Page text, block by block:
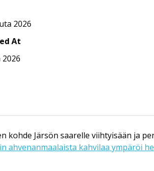
2026
At
kohde Järsön saarelle viihtyisään ja
ahvenanmaalaista kahvilaa ympäröi